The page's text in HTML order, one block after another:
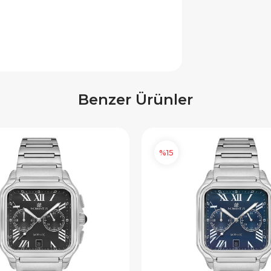
Benzer Ürünler
%15
İNDİRİM
özel 500
× SEPETTE İNDİRİM
9.999 TL üzeri alışverişe özel
×